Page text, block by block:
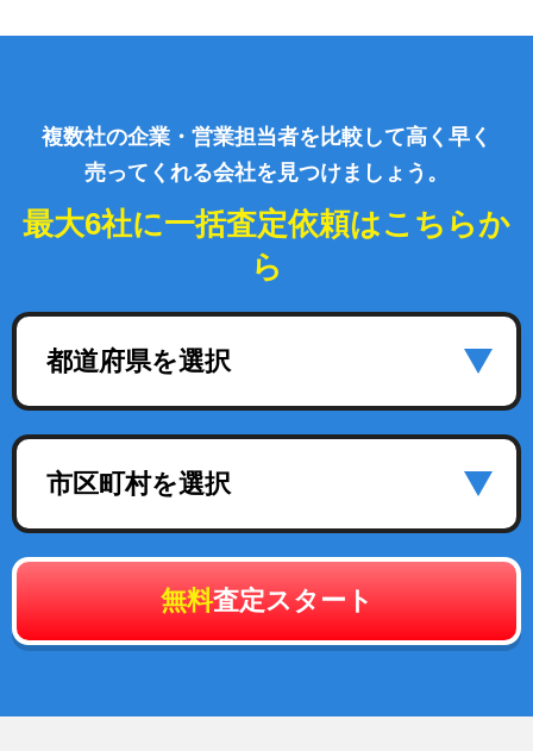
複数社の企業・営業担当者を比較して高く早く
売ってくれる会社を見つけましょう。
最大6社に一括査定依頼はこちらか
ら
都道府県を選択
市区町村を選択
無料査定スタート